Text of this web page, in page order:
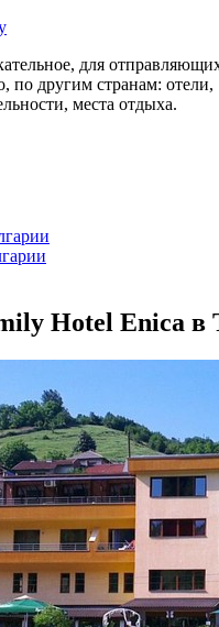
для
по другим странам: отели,
места отдыха.
Hotel Enica в